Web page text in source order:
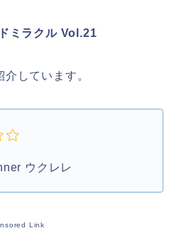
ミラクル Vol.21
介しています。
ウクレレ
Link